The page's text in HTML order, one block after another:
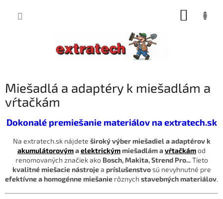
Miešadlá a adaptéry k miešadlám a
vŕtačkám
Dokonalé premiešanie materiálov na extratech.sk
Na extratech.sk nájdete široký výber miešadiel a adaptérov k
akumulátorovýmaelektrickýmmiešadlám avŕtačkámod
renomovaných značiek ako Bosch, Makita, Strend Pro...Tieto
kvalitné miešacie nástrojea príslušenstvosú nevyhnutné pre
efektívne a homogénne miešanie rôznych stavebných materiálov.